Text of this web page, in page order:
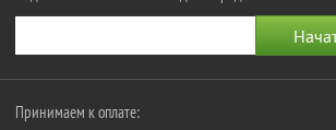
Принимаем к оплате: